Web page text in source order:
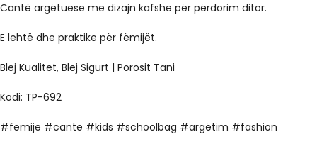
Cantë argëtuese me dizajn kafshe për përdorim ditor.
E lehtë dhe praktike për fëmijët.
Blej Kualitet, Blej Sigurt | Porosit Tani
Kodi: TP-692
#femije #cante #kids #schoolbag #argëtim #fashion